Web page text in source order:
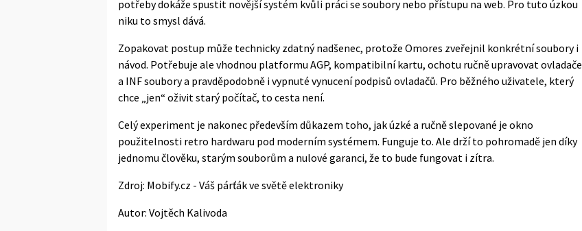
potřeby dokáže spustit novější systém kvůli práci se soubory nebo přístupu na web. Pro tuto úzkou
niku to smysl dává.
Zopakovat postup může technicky zdatný nadšenec, protože Omores zveřejnil konkrétní soubory i
návod. Potřebuje ale vhodnou platformu AGP, kompatibilní kartu, ochotu ručně upravovat ovladače
a INF soubory a pravděpodobně i vypnuté vynucení podpisů ovladačů. Pro běžného uživatele, který
chce „jen“ oživit starý počítač, to cesta není.
Celý experiment je nakonec především důkazem toho, jak úzké a ručně slepované je okno
použitelnosti retro hardwaru pod moderním systémem. Funguje to. Ale drží to pohromadě jen díky
jednomu člověku, starým souborům a nulové garanci, že to bude fungovat i zítra.
Zdroj: Mobify.cz - Váš párťák ve světě elektroniky
Autor: Vojtěch Kalivoda